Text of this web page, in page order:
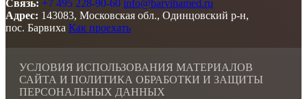
Связь: +7 495 228-90-60 info@barvihamed.ru
Адрес: 143083, Московская обл., Одинцовский р-н,
пос. Барвиха Как проехать
УСЛОВИЯ ИСПОЛЬЗОВАНИЯ МАТЕРИАЛОВ
САЙТА И ПОЛИТИКА ОБРАБОТКИ И ЗАЩИТЫ
ПЕРСОНАЛЬНЫХ ДАННЫХ